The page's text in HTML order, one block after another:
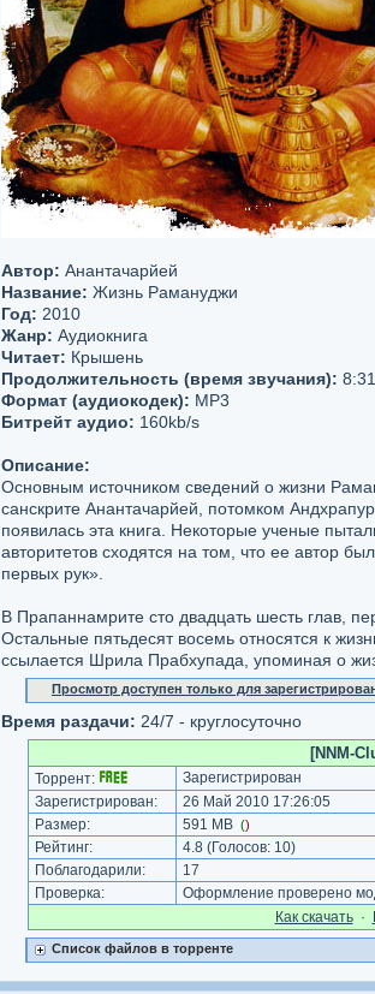
Автор: Анантачарйей
Название: Жизнь Рамануджи
Год: 2010
Жанр: Аудиокнига
Читает: Крышень
Продолжительность (время звучания):
Формат (аудиокодек): MP3
Битрейт аудио: 160kb/s
Описание:
Основным источником сведений о жизни
санскрите Анантачарйей, потомком
появилась эта книга. Некоторые ученые
авторитетов сходятся на том, что ее автор
первых рук».
В Прапаннамрите сто двадцать шесть глав,
Остальные пятьдесят восемь относятся к
ссылается Шрила Прабхупада, упоминая о
Просмотр доступен только для
Время раздачи: 24/7 - круглосуточно
[NNM-
Торрент:
Зарегистрирован
Зарегистрирован:
26 Май 2010 17:26:05
Размер:
591 MB ()
Рейтинг: 4.8 (Голосов: 10)
Поблагодарили:
17
Проверка:
Оформление проверено
Как cкачать·
Список файлов в торренте